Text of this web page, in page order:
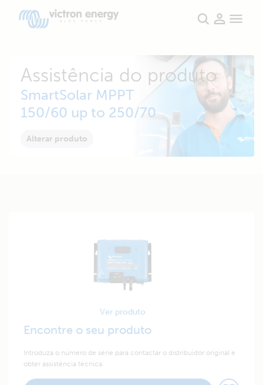
Assistência do produto
SmartSolar MPPT
150/60 up to 250/70
Alterar produto
Ver produto
Encontre o seu produto
Introduza o número de série para contactar o distribuidor original e
obter assistência técnica.